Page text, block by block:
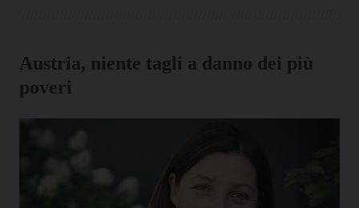
Austria, niente tagli a danno dei più
poveri